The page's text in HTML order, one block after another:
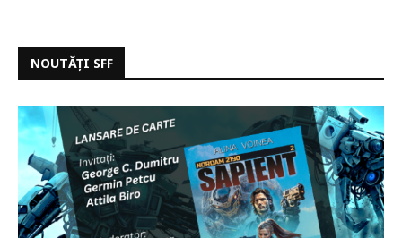
NOUTĂȚI SFF